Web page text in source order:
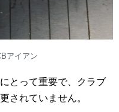
アイアン
とって重要で、クラブ
されていません。